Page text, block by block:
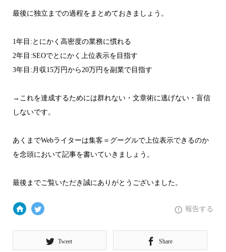
最後に独立までの過程をまとめておきましょう。
1年目:とにかく高密度の業務に慣れる
2年目:SEOでとにかく上位表示を目指す
3年目:月収15万円から20万円を副業で目指す
→これを達成するためには群れない・文章術に逃げない・盲信
しないです。
あくまでWebライターは集客＝グーグルで上位表示できるのか
を念頭において記事を書いていきましょう。
最後までご覧いただき誠にありがとうございました。
報告する
Tweet Share